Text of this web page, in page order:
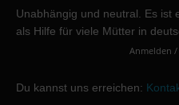
Unabhängig und neutral. Es ist
als Hilfe für viele Mütter in
Anmelden
Du kannst uns erreichen: